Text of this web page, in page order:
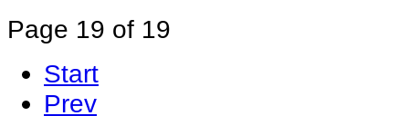
Page 19 of 19
Start
Prev